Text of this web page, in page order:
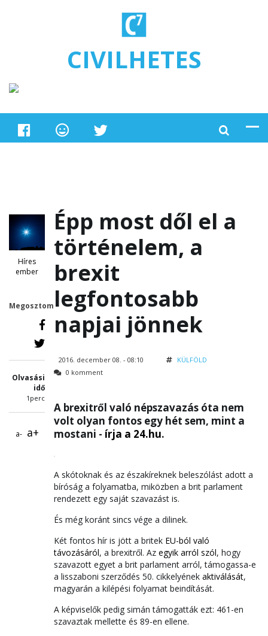
CIVILHETES
Híres
ember
Megosztom
Olvasási
idő
1perc
a- a+
Épp most dől el a
történelem, a
brexit
legfontosabb
napjai jönnek
2016. december 08. - 08:10
KÜLFÖLD
0 komment
A brexitről való népszavazás óta nem
volt olyan fontos egy hét sem, mint a
mostani - írja a 24.hu.
A skótoknak és az északíreknek beleszólást adott a
bíróság a folyamatba, miközben a brit parlament
rendezett egy saját szavazást is.
És még koránt sincs vége a dilinek.
Két fontos hír is jött a britek EU-ból való
távozásáról, a brexitről. Az egyik arról szól, hogy
szavazott egyet a brit parlament arról, támogassa-e
a lisszaboni szerződés 50. cikkelyének aktiválását,
magyarán a kilépési folyamat beindítását.
A képviselők pedig simán támogatták ezt: 461-en
szavaztak mellette és 89-en ellene.